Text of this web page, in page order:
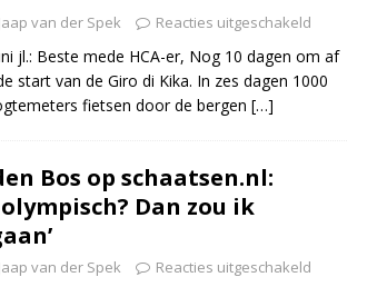
Jaap van der Spek Reacties uitgeschakeld
jl.: Beste mede HCA-er, Nog 10 dagen om af
start van de Giro di Kika. In zes dagen 1000
fietsen door de bergen […]
Bos op schaatsen.nl:
Dan zou ik
Jaap van der Spek Reacties uitgeschakeld